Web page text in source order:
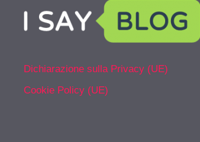
Dichiarazione sulla Privacy (UE)
Cookie Policy (UE)